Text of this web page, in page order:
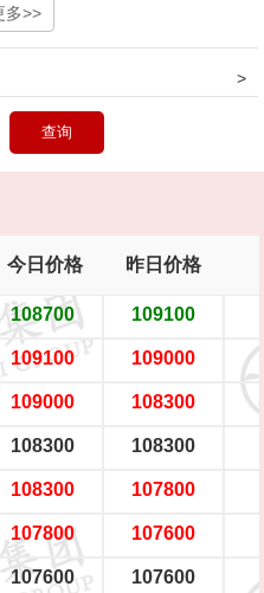
微晶磷铜球
排（宽＞130mm）
0.9mm）
1国标 黄铜棒HPb59-1企标
多>>
今日价格 昨日价格
108700 109100
109100 109000
109000 108300
108300 108300
108300 107800
107800 107600
107600 107600